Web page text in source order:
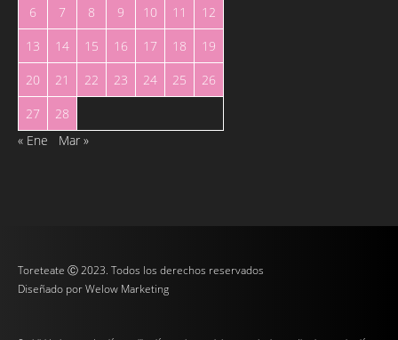
6
7 8 9 10 11
12
13
14 15 16 17 18
19
20
21 22 23 24 25
26
27
28
« Ene
Mar »
Toreteate Ⓒ 2023. Todos los derechos reservados
Diseñado porWelow Marketing